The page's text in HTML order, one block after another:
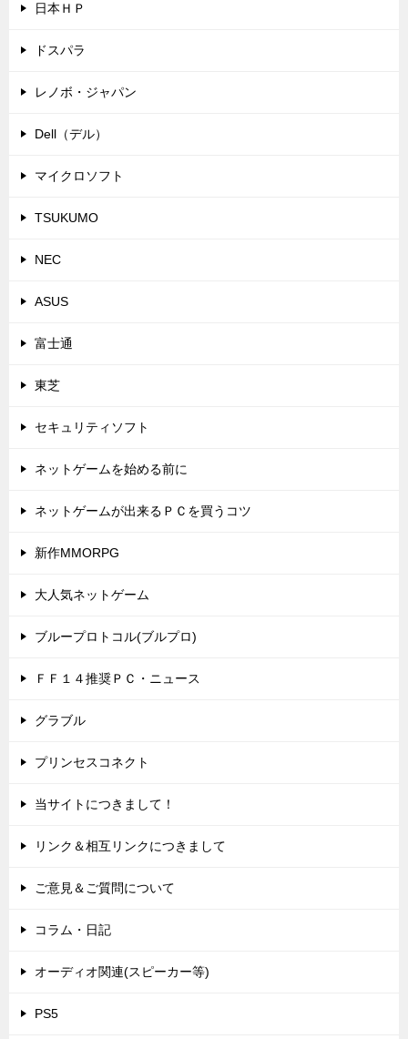
日本ＨＰ
ドスパラ
レノボ・ジャパン
Dell（デル）
マイクロソフト
TSUKUMO
NEC
ASUS
富士通
東芝
セキュリティソフト
ネットゲームを始める前に
ネットゲームが出来るＰＣを買うコツ
新作MMORPG
大人気ネットゲーム
ブループロトコル(ブルプロ)
ＦＦ１４推奨ＰＣ・ニュース
グラブル
プリンセスコネクト
当サイトにつきまして！
リンク＆相互リンクにつきまして
ご意見＆ご質問について
コラム・日記
オーディオ関連(スピーカー等)
PS5